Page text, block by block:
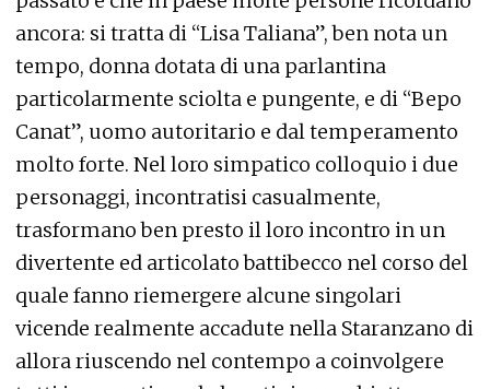
ancora: si tratta di “Lisa Taliana”, ben nota un
tempo, donna dotata di una parlantina
particolarmente sciolta e pungente, e di “Bepo
Canat”, uomo autoritario e dal temperamento
molto forte. Nel loro simpatico colloquio i due
personaggi, incontratisi casualmente,
trasformano ben presto il loro incontro in un
divertente ed articolato battibecco nel corso del
quale fanno riemergere alcune singolari
vicende realmente accadute nella Staranzano di
allora riuscendo nel contempo a coinvolgere